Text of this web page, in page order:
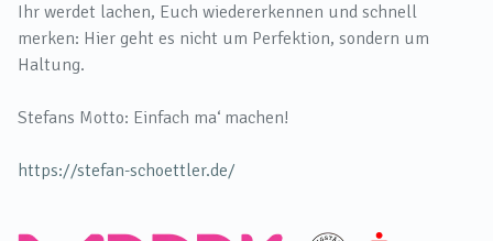
Ihr werdet lachen, Euch wiedererkennen und schnell
merken: Hier geht es nicht um Perfektion, sondern um
Haltung.
Stefans Motto: Einfach ma‘ machen!
https://stefan-schoettler.de/